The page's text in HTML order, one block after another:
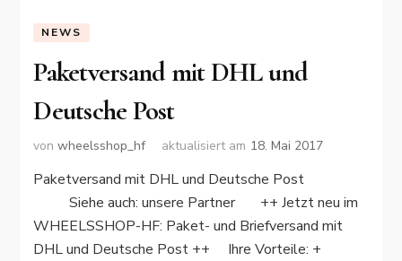
NEWS
Paketversand mit DHL und
Deutsche Post
vonwheelsshop_hf aktualisiert am 18. Mai 2017
Paketversand mit DHL und Deutsche Post
Siehe auch: unsere Partner ++ Jetzt neu im
WHEELSSHOP-HF: Paket- und Briefversand mit
DHL und Deutsche Post ++ Ihre Vorteile: +